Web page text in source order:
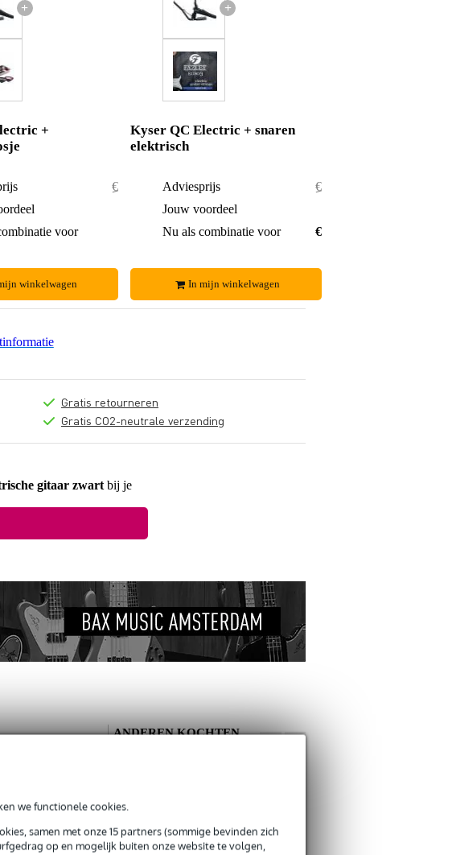
we functionele cookies.
samen met onze 15 partners (sommige bevinden zich
op en mogelijk buiten onze website te volgen,
+
+
€ 27,10
voor
winkelwagen
+
Kyser QC Electric + snaren
elektrisch
Adviesprijs
€ 24,25
Jouw voordeel
Nu als combinatie voor
€ 23,70
In mijn winkelwagen
Gratis retourneren
Gratis CO2-neutrale verzending
gitaar zwart bij je
ANDEREN KOCHTEN